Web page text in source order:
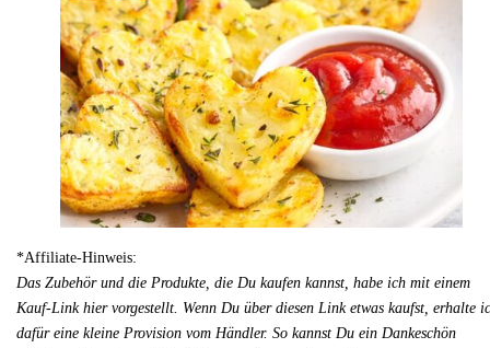
*Affiliate-Hinweis:
Das Zubehör und die Produkte, die Du kaufen kannst, habe ich mit einem
Kauf-Link hier vorgestellt. Wenn Du über diesen Link etwas kaufst, erhalte
dafür eine kleine Provision vom Händler. So kannst Du ein Dankeschön